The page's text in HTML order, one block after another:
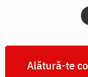
Alătură-te